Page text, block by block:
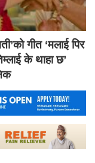
गीत ‘मलाई पिर
के थाहा छ’